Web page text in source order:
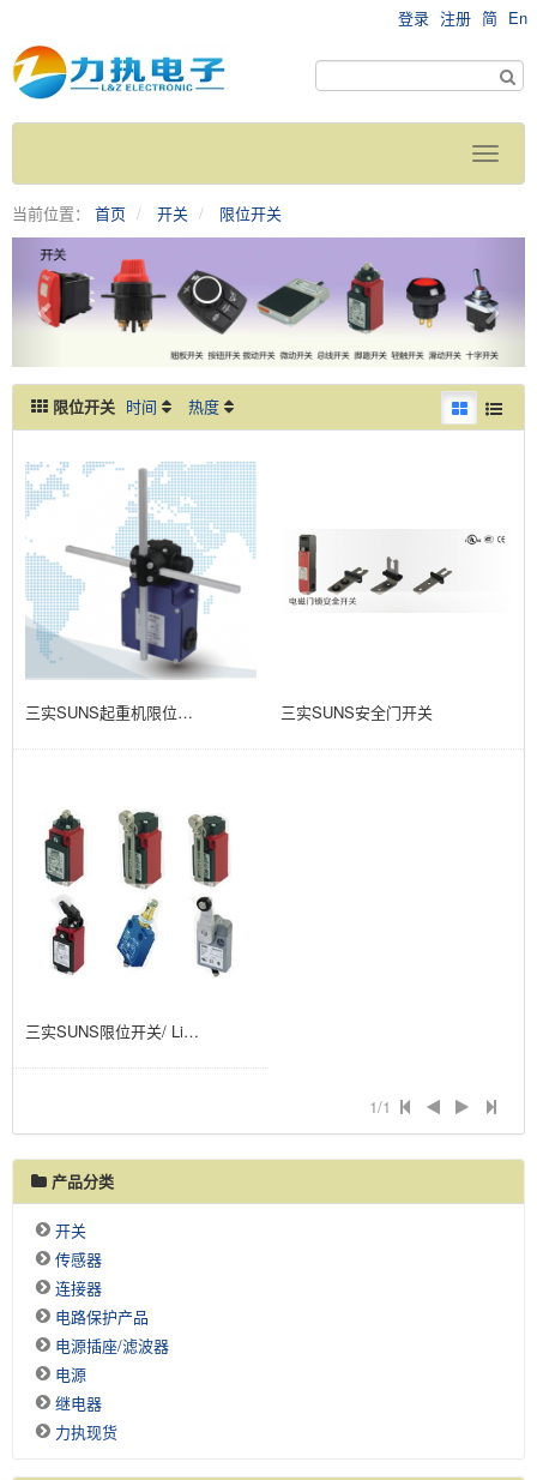
登录 注册 简 En
当前位置： 首页 开关 限位开关
限位开关 时间 热度
三实SUNS起重机限位开关 三实SUNS安全门开关
三实SUNS限位开关/ Limit switch
1/1
产品分类
开关
传感器
连接器
电路保护产品
电源插座/滤波器
电源
继电器
力执现货